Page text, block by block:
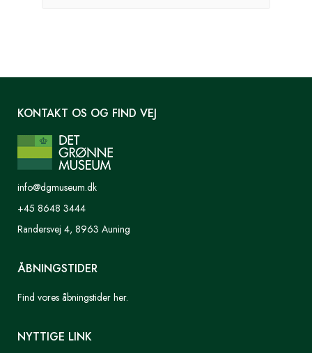
KONTAKT OS OG FIND VEJ
info@dgmuseum.dk
+45 8648 3444
Randersvej 4, 8963 Auning
ÅBNINGSTIDER
Find vores åbningstider her.
NYTTIGE LINK